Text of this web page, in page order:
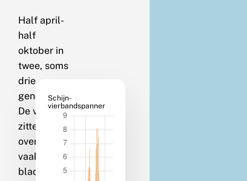
Half april-
half
oktober in
twee, soms
drie
generaties.
De vlinders
zitten
overdag
vaak op
bladeren
Schijn-
vierbandspanner